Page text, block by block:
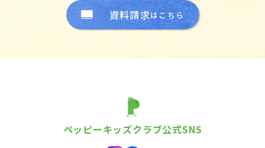
資料請求はこちら
ペッピーキッズクラブ公式SNS